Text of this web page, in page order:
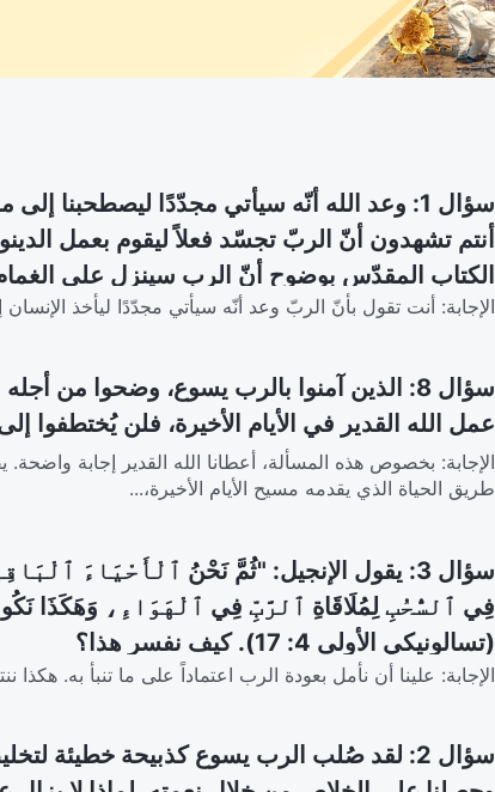
سؤال 1: وعد الله أنّه سيأتي مجدّدًا ليصطحبنا
أنتم تشهدون أنّ الربّ تجسّد فعلاً ليقوم بعمل
الكتاب المقدّس بوضوح أنّ الرب سينزل على
مختلف تمامًا عمّا شهدتم له بأن الربّ تجسّد فعلاً
الإجابة: أنت تقول بأنّ الربّ وعد أنّه سيأتي مجدّدًا ليأخذ
سؤال 8: الذين آمنوا بالرب يسوع، وضحوا من
عمل الله القدير في الأيام الأخيرة، فلن يُختطفوا
الإجابة: بخصوص هذه المسألة، أعطانا الله القدير إجابة واضحة.
طريق الحياة الذي يقدمه مسيح الأيام الأخيرة،...
سؤال 3: يقول الإنجيل: "ثُمَّ نَحْنُ ٱلْأَحْيَاءَ
فِي ٱلسُّحُبِ لِمُلَاقَاةِ ٱلرَّبِّ فِي ٱلْهَوَاءِ، وَهَكَذَا
(تسالونيكي الأولى 4: 17). كيف نفسر هذا؟
الإجابة: علينا أن نأمل بعودة الرب اعتماداً على ما تنبأ به.
سؤال 2: لقد صُلب الرب يسوع كذبيحة خطيئة